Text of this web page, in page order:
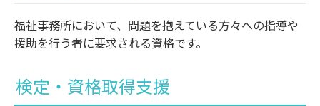
福祉事務所において、問題を抱えている方々への指導や
援助を行う者に要求される資格です。
検定・資格取得支援